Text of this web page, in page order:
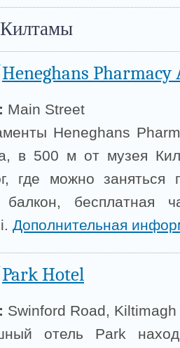
Heneghans
Main Street
Heneghans
в 500 м от музея
где можно
балкон, бесплатная
Дополнительная
Park Hotel
Swinford Road, Kiltimagh
отель Park